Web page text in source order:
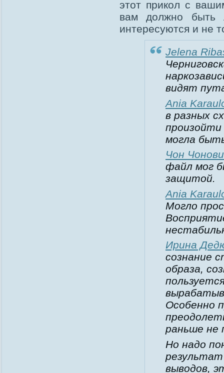
этот прикол с
вам должно быть
интересуются и не
Jelena
видят
Ania
в разных
могла
Чон
файл мог
защитой.
Ania
Могло
Ирина
сознание
образа,
Особенно
раньше не
Но надо
выводов,